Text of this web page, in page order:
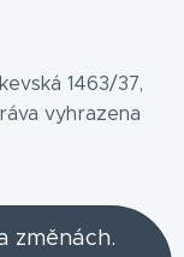
1463/37,
vyhrazena
změnách.